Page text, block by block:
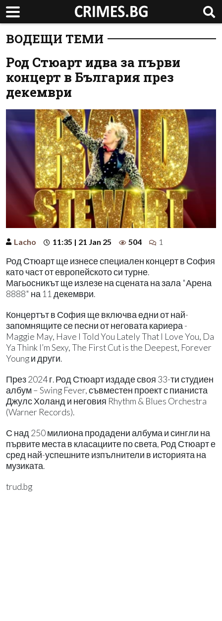
ВОДЕЩИ ТЕМИ
Род Стюарт идва за първи
концерт в България през
декември
Lacho 11:35 | 21 Jan 25 504 1
Род Стюарт ще изнесе специален концерт в София
като част от европейското си турне.
Магьосникът ще излезе на сцената на зала "Арена
8888" на 11 декември.
Концертът в София ще включва едни от най-
запомнящите се песни от неговата кариера -
Maggie May, Have I Told You Lately That I Love You, Da
Ya Think I’m Sexy, The First Cut is the Deepest, Forever
Young и други.
През 2024 г. Род Стюарт издаде своя 33-ти студиен
албум – Swing Fever, съвместен проект с пианиста
Джулс Холанд и неговия Rhythm & Blues Orchestra
(Warner Records).
С над 250 милиона продадени албума и сингли на
първите места в класациите по света, Род Стюарт е
сред най-успешните изпълнители в историята на
музиката.
trud.bg